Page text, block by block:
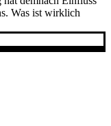
Was ist wirklich